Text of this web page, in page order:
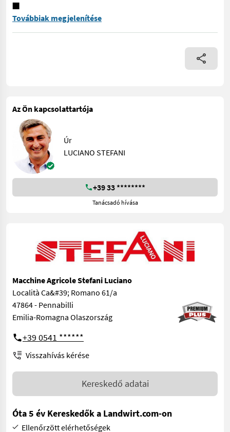
■
Aprítógép 8 cm-es famaradványok aprítására és
Továbbiak megjelenítése
Az Ön kapcsolattartója
Úr
LUCIANO STEFANI
+39 33 ********
Tanácsadó hívása
Macchine Agricole Stefani Luciano
Località Ca&#39; Romano 61/a
47864 - Pennabilli
Emilia-Romagna Olaszország
+39 0541 ******
Visszahívás kérése
Kereskedő adatai
Óta 5 év Kereskedők a Landwirt.com-on
Ellenőrzött elérhetőségek